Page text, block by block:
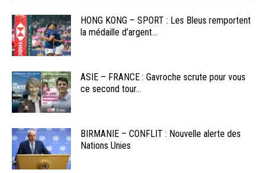
HONG KONG – SPORT : Les Bleus remportent
la médaille d’argent...
ASIE – FRANCE : Gavroche scrute pour vous
ce second tour...
BIRMANIE – CONFLIT : Nouvelle alerte des
Nations Unies